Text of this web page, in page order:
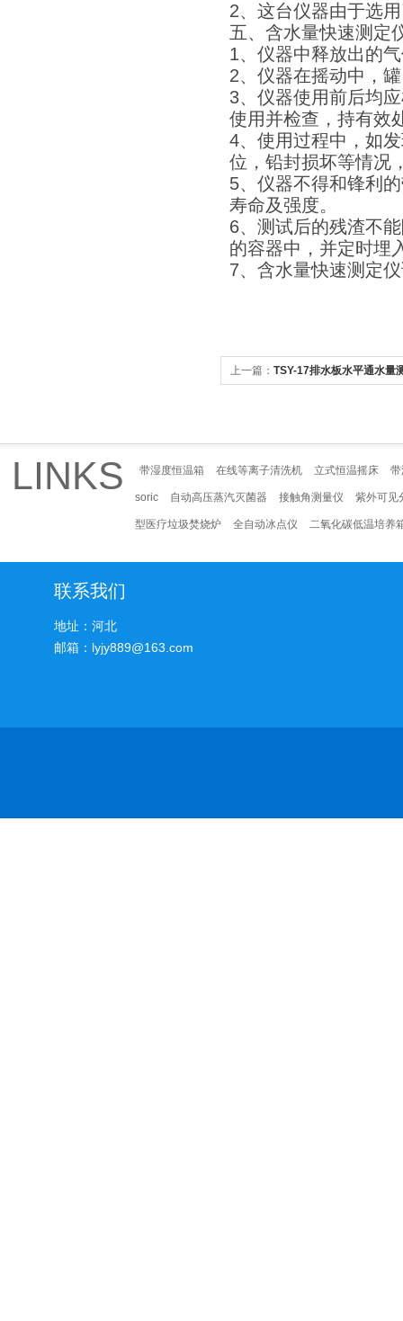
2、这台仪器由于选
五、含水量快速测定
1、仪器中释放出的
2、仪器在摇动中，
3、仪器使用前后均
使用并检查，持有效
4、使用过程中，如
位，铅封损坏等情况
5、仪器不得和锋利
寿命及强度。
6、测试后的残渣不
的容器中，并定时埋
7、含水量快速测定
上一篇： TSY-17排水板水平通水量
LINKS 带湿度恒温箱 在线等离子清洗机 立式恒温摇床
soric 自动高压蒸汽灭菌器 接触角测量仪 紫外可见
型医疗垃圾焚烧炉 全自动冰点仪 二氧化碳低温培养
联系我们
地址：河北
邮箱：lyjy889@163.com